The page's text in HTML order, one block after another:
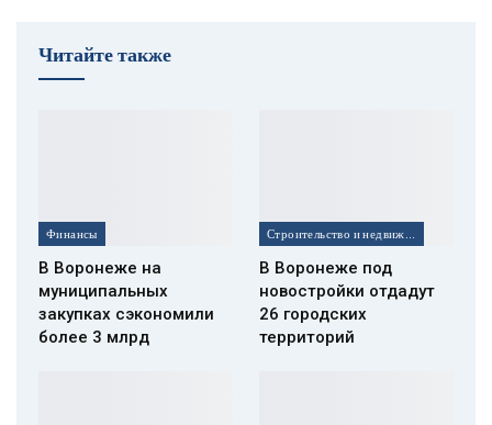
Читайте также
Финансы
В Воронеже на
муниципальных
закупках сэкономили
более 3 млрд
В Воронеже под
новостройки отдадут
26 городских
территорий